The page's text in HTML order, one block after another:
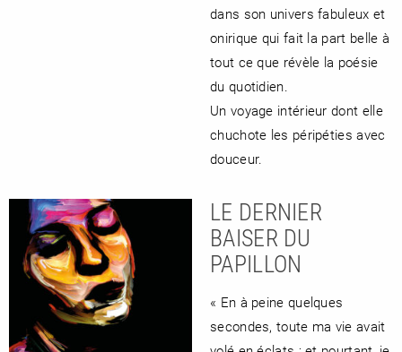
dans son univers fabuleux et
onirique qui fait la part belle à
tout ce que révèle la poésie
du quotidien.
Un voyage intérieur dont elle
chuchote les péripéties avec
douceur.
LE DERNIER
BAISER DU
PAPILLON
« En à peine quelques
secondes, toute ma vie avait